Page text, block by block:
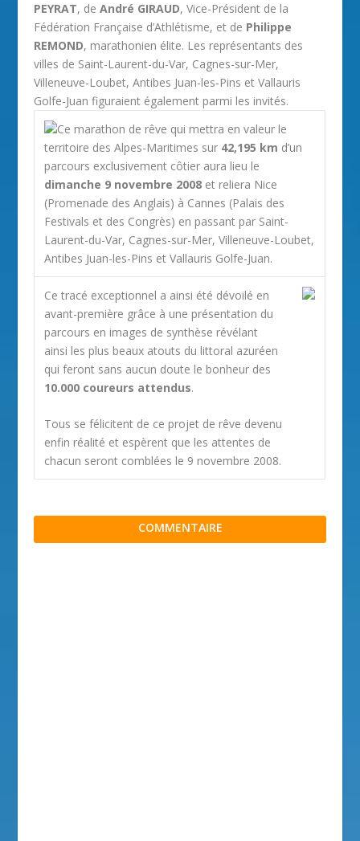
PEYRAT, deAndré GIRAUD, Vice-Président de la
Fédération Française d’Athlétisme, et de Philippe
REMOND, marathonien élite. Les représentants des
villes de Saint-Laurent-du-Var, Cagnes-sur-Mer,
Villeneuve-Loubet, Antibes Juan-les-Pins et Vallauris
Golfe-Juan figuraient également parmi les invités.
Ce marathon de rêve qui mettra en valeur le
territoire des Alpes-Maritimes sur 42,195 km d’un
parcours exclusivement côtier aura lieu le
dimanche 9 novembre 2008 et reliera Nice
(Promenade des Anglais) à Cannes (Palais des
Festivals et des Congrès) en passant par Saint-
Laurent-du-Var, Cagnes-sur-Mer, Villeneuve-Loubet,
Antibes Juan-les-Pins et Vallauris Golfe-Juan.
Ce tracé exceptionnel a ainsi été dévoilé en
avant-première grâce à une présentation du
parcours en images de synthèse révélant
ainsi les plus beaux atouts du littoral azuréen
qui feront sans aucun doute le bonheur des
10.000 coureurs attendus.
Tous se félicitent de ce projet de rêve devenu
enfin réalité et espèrent que les attentes de
chacun seront comblées le 9 novembre 2008.
COMMENTAIRE